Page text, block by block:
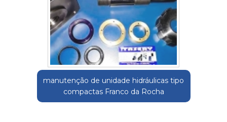
manutenção de unidade hidráulicas tipo
compactas Franco da Rocha